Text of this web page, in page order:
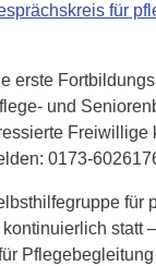
für
erste
und
Freiwillige
0173-
für
statt